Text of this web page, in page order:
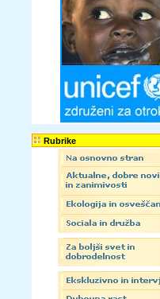
Rubrike